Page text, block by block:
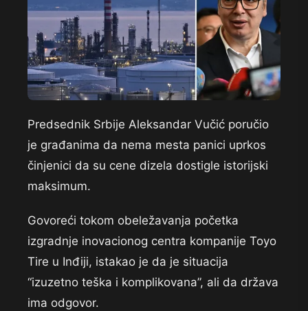
Predsednik Srbije Aleksandar Vučić poručio
je građanima da nema mesta panici uprkos
činjenici da su cene dizela dostigle istorijski
maksimum.
Govoreći tokom obeležavanja početka
izgradnje inovacionog centra kompanije Toyo
Tire u Inđiji, istakao je da je situacija
“izuzetno teška i komplikovana”, ali da država
ima odgovor.